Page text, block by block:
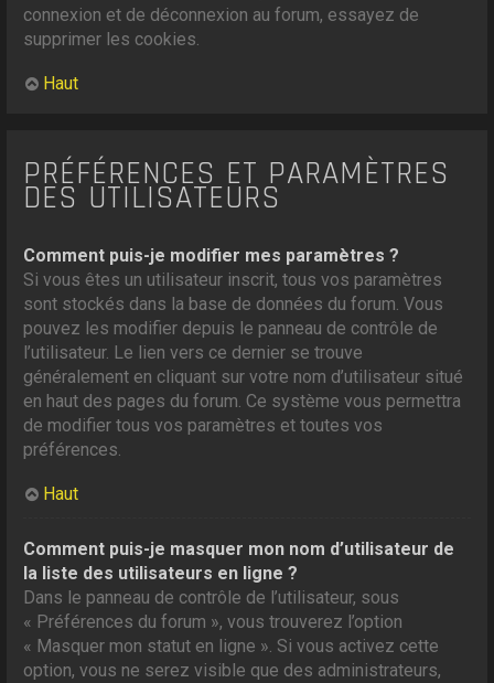
connexion et de déconnexion au forum, essayez de
supprimer les cookies.
Haut
PRÉFÉRENCES ET PARAMÈTRES
DES UTILISATEURS
Comment puis-je modifier mes paramètres ?
Si vous êtes un utilisateur inscrit, tous vos paramètres
sont stockés dans la base de données du forum. Vous
pouvez les modifier depuis le panneau de contrôle de
l’utilisateur. Le lien vers ce dernier se trouve
généralement en cliquant sur votre nom d’utilisateur situé
en haut des pages du forum. Ce système vous permettra
de modifier tous vos paramètres et toutes vos
préférences.
Haut
Comment puis-je masquer mon nom d’utilisateur de
la liste des utilisateurs en ligne ?
Dans le panneau de contrôle de l’utilisateur, sous
« Préférences du forum », vous trouverez l’option
« Masquer mon statut en ligne ». Si vous activez cette
option, vous ne serez visible que des administrateurs,